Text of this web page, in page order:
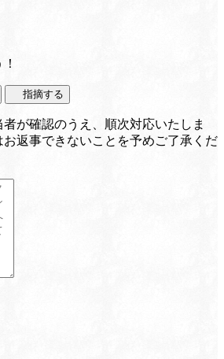
指摘する
が確認のうえ、順次対応いたしま
返事できないことを予めご了承くだ